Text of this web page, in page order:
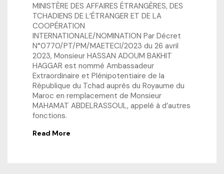
MINISTÈRE DES AFFAIRES ÉTRANGÈRES, DES
TCHADIENS DE L’ÉTRANGER ET DE LA
COOPÉRATION
INTERNATIONALE/NOMINATION Par Décret
N°0770/PT/PM/MAETECI/2023 du 26 avril
2023, Monsieur HASSAN ADOUM BAKHIT
HAGGAR est nommé Ambassadeur
Extraordinaire et Plénipotentiaire de la
République du Tchad auprès du Royaume du
Maroc en remplacement de Monsieur
MAHAMAT ABDELRASSOUL, appelé à d’autres
fonctions.
Read More